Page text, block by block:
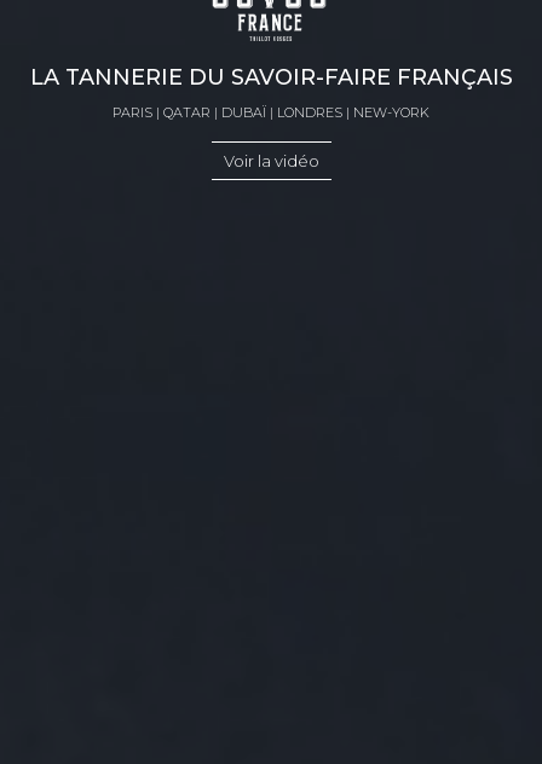
LA TANNERIE DU SAVOIR-FAIRE FRANÇAIS
PARIS | QATAR | DUBAÏ | LONDRES | NEW-YORK
Voir la vidéo